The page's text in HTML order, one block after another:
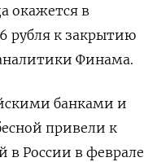
окажется в
рубля к закрытию
Финама.
банками и
привели к
в России в феврале